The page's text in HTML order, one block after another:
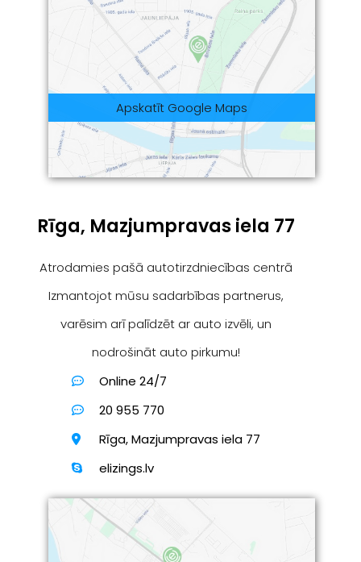
Apskatīt Google Maps
Rīga, Mazjumpravas iela 77
Atrodamies pašā autotirzdniecības centrā
Izmantojot mūsu sadarbības partnerus,
varēsim arī palīdzēt ar auto izvēli, un
nodrošināt auto pirkumu!
Online 24/7
20 955 770
Rīga, Mazjumpravas iela 77
elizings.lv